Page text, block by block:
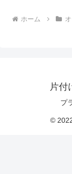
ホーム
片付
プ
©